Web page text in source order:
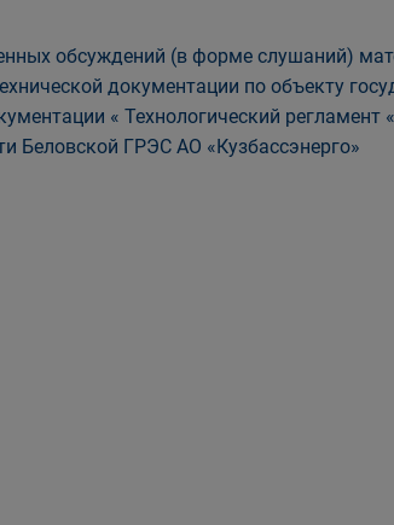
обсуждений (в форме слушаний)
документации по объекту
« Технологический
Беловской ГРЭС АО «Кузбассэнерго»